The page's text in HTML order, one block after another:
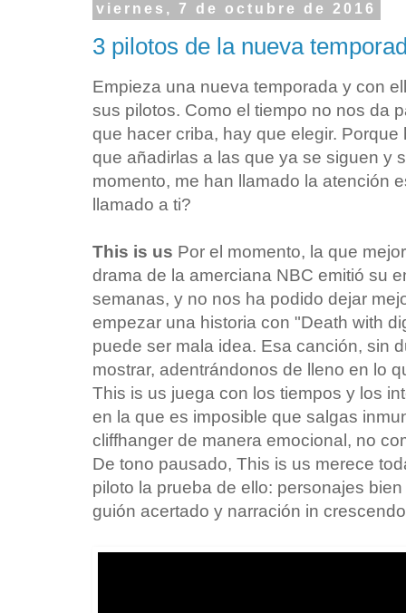
viernes, 7 de octubre de 2016
3 pilotos de la nueva
Empieza una nueva temporada y con
sus pilotos. Como el tiempo no nos da
que hacer criba, hay que elegir.
que añadirlas a las que ya se siguen y
momento, me han llamado la atención
llamado a ti?
This is us Por el momento, la que
drama de la amerciana NBC emitió su
semanas, y no nos ha podido dejar
empezar una historia con "Death with
puede ser mala idea. Esa canción, sin
mostrar, adentrándonos de lleno en lo
This is us juega con los tiempos y los
en la que es imposible que salgas
cliffhanger de manera emocional, no
De tono pausado, This is us merece
piloto la prueba de ello: personajes
guión acertado y narración in